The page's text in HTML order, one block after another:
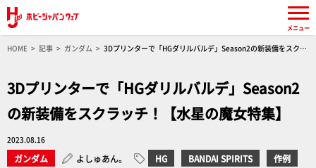
HOME 記事 ガンダム
3Dプリンターで「HGダリルバルデ」Season2の新装備をスクラ
3Dプリンターで「HGダリルバルデ」Season2
の新装備をスクラッチ！【水星の魔女特集】
2023.08.16
ガンダム よしゅあん。 HG BANDAI SPIRITS
作例
メニュー